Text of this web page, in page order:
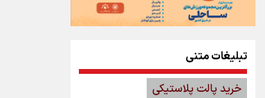
تبلیغات متنی
خرید پالت پلاستیکی